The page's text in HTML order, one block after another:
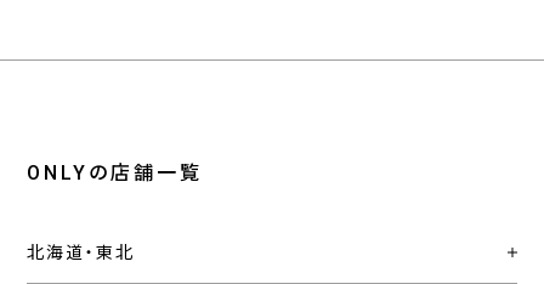
ONLYの店舗一覧
北海道・東北